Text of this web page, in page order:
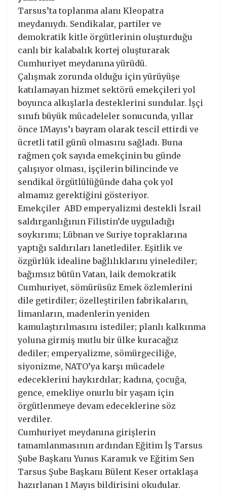
Tarsus’ta toplanma alanı Kleopatra
meydanıydı. Sendikalar, partiler ve
demokratik kitle örgütlerinin oluşturduğu
canlı bir kalabalık kortej oluşturarak
Cumhuriyet meydanına yürüdü.
Çalışmak zorunda olduğu için yürüyüşe
katılamayan hizmet sektörü emekçileri yol
boyunca alkışlarla desteklerini sundular. İşçi
sınıfı büyük mücadeleler sonucunda, yıllar
önce 1Mayıs’ı bayram olarak tescil ettirdi ve
ücretli tatil günü olmasını sağladı. Buna
rağmen çok sayıda emekçinin bu günde
çalışıyor olması, işçilerin bilincinde ve
sendikal örgütlülüğünde daha çok yol
almamız gerektiğini gösteriyor.
Emekçiler ABD emperyalizmi destekli İsrail
saldırganlığının Filistin’de uyguladığı
soykırımı; Lübnan ve Suriye topraklarına
yaptığı saldırıları lanetlediler. Eşitlik ve
özgürlük idealine bağlılıklarını yinelediler;
bağımsız bütün Vatan, laik demokratik
Cumhuriyet, sömürüsüz Emek özlemlerini
dile getirdiler; özelleştirilen fabrikaların,
limanların, madenlerin yeniden
kamulaştırılmasını istediler; planlı kalkınma
yoluna girmiş mutlu bir ülke kuracağız
dediler; emperyalizme, sömürgeciliğe,
siyonizme, NATO’ya karşı mücadele
edeceklerini haykırdılar; kadına, çocuğa,
gence, emekliye onurlu bir yaşam için
örgütlenmeye devam edeceklerine söz
verdiler.
Cumhuriyet meydanına girişlerin
tamamlanmasının ardından Eğitim İş Tarsus
Şube Başkanı Yunus Karamık ve Eğitim Sen
Tarsus Şube Başkanı Bülent Keser ortaklaşa
hazırlanan 1 Mayıs bildirisini okudular.